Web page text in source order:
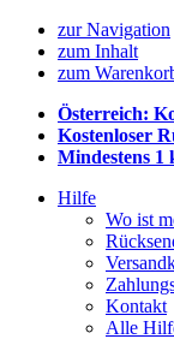
zur Navigation
zum Inhalt
zum
Österreich:
Kostenloser
Mindestens 1
Hilfe
Wo ist
Kontakt
Alle